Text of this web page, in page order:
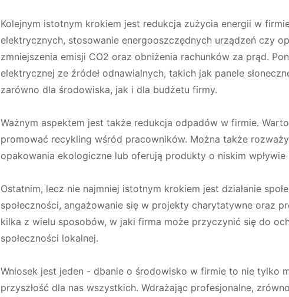
Kolejnym istotnym krokiem jest redukcja zużycia energii w
elektrycznych, stosowanie energooszczędnych urządzeń czy
zmniejszenia emisji CO2 oraz obniżenia rachunków za prąd.
elektrycznej ze źródeł odnawialnych, takich jak panele
zarówno dla środowiska, jak i dla budżetu firmy.
Ważnym aspektem jest także redukcja odpadów w firmie.
promować recykling wśród pracowników. Można także
opakowania ekologiczne lub oferują produkty o niskim wpływie
Ostatnim, lecz nie najmniej istotnym krokiem jest działanie
społeczności, angażowanie się w projekty charytatywne oraz
kilka z wielu sposobów, w jaki firma może przyczynić się do
społeczności lokalnej.
Wniosek jest jeden - dbanie o środowisko w firmie to nie tylko
przyszłość dla nas wszystkich. Wdrażając profesjonalne,